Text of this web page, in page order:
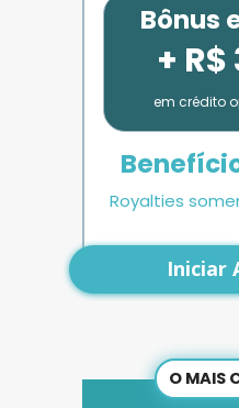
O MAIS
Iniciar
Bônus
+
em crédito
Royalties